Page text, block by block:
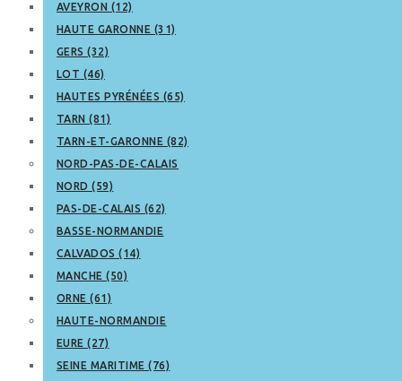
AVEYRON (12)
HAUTE GARONNE (31)
GERS (32)
LOT (46)
HAUTES PYRÉNÉES (65)
TARN (81)
TARN-ET-GARONNE (82)
NORD-PAS-DE-CALAIS
NORD (59)
PAS-DE-CALAIS (62)
BASSE-NORMANDIE
CALVADOS (14)
MANCHE (50)
ORNE (61)
HAUTE-NORMANDIE
EURE (27)
SEINE MARITIME (76)